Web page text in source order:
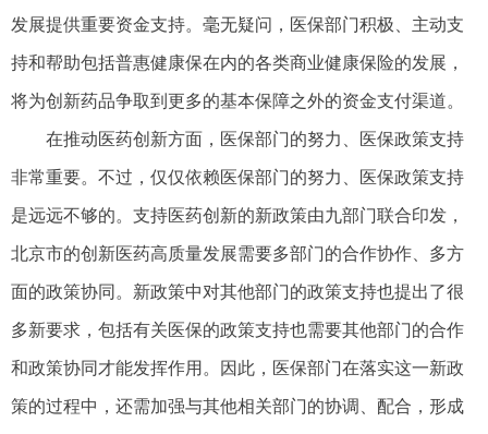
发展提供重要资金支持。毫无疑问，医保部门积极、主动支
持和帮助包括普惠健康保在内的各类商业健康保险的发展，
将为创新药品争取到更多的基本保障之外的资金支付渠道。
在推动医药创新方面，医保部门的努力、医保政策支持
非常重要。不过，仅仅依赖医保部门的努力、医保政策支持
是远远不够的。支持医药创新的新政策由九部门联合印发，
北京市的创新医药高质量发展需要多部门的合作协作、多方
面的政策协同。新政策中对其他部门的政策支持也提出了很
多新要求，包括有关医保的政策支持也需要其他部门的合作
和政策协同才能发挥作用。因此，医保部门在落实这一新政
策的过程中，还需加强与其他相关部门的协调、配合，形成